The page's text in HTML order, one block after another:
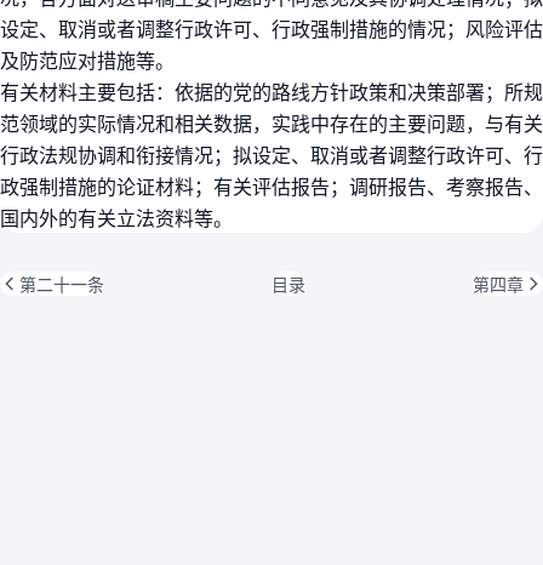
设定、取消或者调整行政许可、行政强制措施的情况；风险评估
及防范应对措施等。
有关材料主要包括：依据的党的路线方针政策和决策部署；所规
范领域的实际情况和相关数据，实践中存在的主要问题，与有关
行政法规协调和衔接情况；拟设定、取消或者调整行政许可、行
政强制措施的论证材料；有关评估报告；调研报告、考察报告、
国内外的有关立法资料等。
第二十一条 目录 第四章